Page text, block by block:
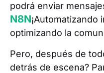
podrá enviar
N8N¡Automatizando
optimizando la
Pero, después de
detrás de escena?